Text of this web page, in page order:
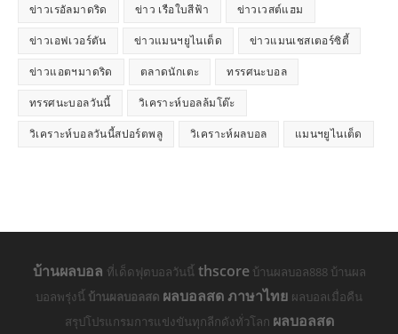
ข่าวเรอัลมาดริด ข่าว เรือใบสีฟ้า ข่าวเวสต์แฮม
ข่าวเอฟเวอร์ตัน ข่าวแมนฯยูไนเต็ด ข่าวแมนเชสเตอร์ซิตี้
ข่าวแอตฯมาดริด ตลาดนักเตะ ทรรศนะบอล
ทรรศนะบอลวันนี้ วิเคราะห์บอลล้มโต๊ะ
วิเคราะห์บอลวันนี้สปอร์ตพลู วิเคราะห์ผลบอล แมนฯยูไนเต็ด
บ้านผลบอล ที่เด็ดฟุตบอลวันนี้ thscoreบ้านผลบอล888 บ้านผล
บอลพรุ่งนี้ บ้านผลบอลสด ผลบอลสด ภาษาไทย ผลบอลเมื่อคืน
สรุปโปรแกรมการแข่งขันทุกลีกดังทั่วโลก ผลบอลสด